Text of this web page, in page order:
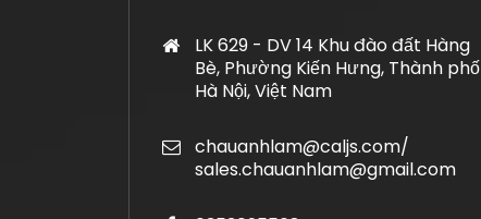
LK 629 - DV 14 Khu đào đất Hàng
Bè, Phường Kiến Hưng, Thành phố
Hà Nội, Việt Nam
chauanhlam@caljs.com/
sales.chauanhlam@gmail.com